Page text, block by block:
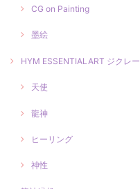
CG on Painting
墨絵
HYM ESSENTIALART ジクレー
天使
龍神
ヒーリング
神性